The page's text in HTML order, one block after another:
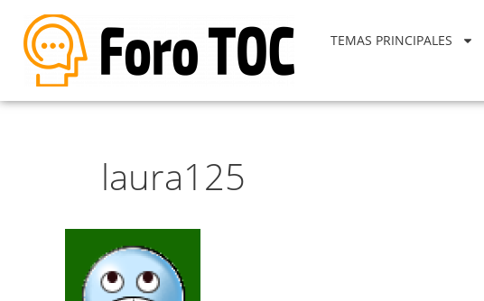
TEMAS PRINCIPALES
laura125